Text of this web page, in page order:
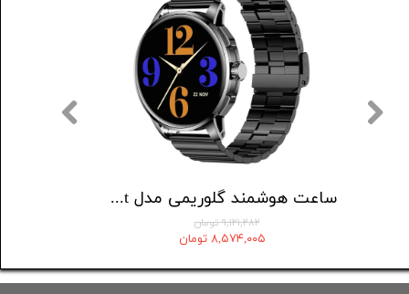
ساعت هوشمند گلوریمی مدل Artist
۹,۱۲۱,۲۸۲ تومان
۸,۵۷۴,۰۰۵ تومان